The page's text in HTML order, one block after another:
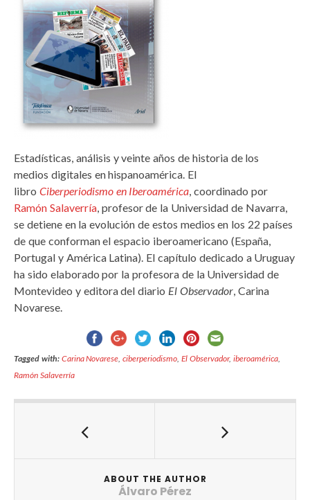
Estadísticas, análisis y veinte años de historia de los
medios digitales en hispanoamérica. El
libro Ciberperiodismo en Iberoamérica, coordinado por
Ramón Salaverría, profesor de la Universidad de Navarra,
se detiene en la evolución de estos medios en los 22 países
de que conforman el espacio iberoamericano (España,
Portugal y América Latina). El capítulo dedicado a Uruguay
ha sido elaborado por la profesora de la Universidad de
Montevideo y editora del diario El Observador, Carina
Novarese.
Tagged with: Carina Novarese,ciberperiodismo,El Observador, iberoamérica,
Ramón Salaverría
ABOUT THE AUTHOR
Álvaro Pérez